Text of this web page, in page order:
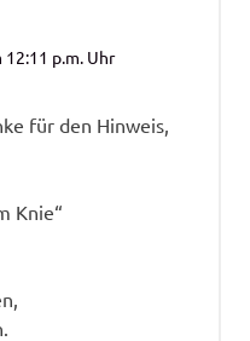
12:11 p.m. Uhr
für den Hinweis,
Knie“